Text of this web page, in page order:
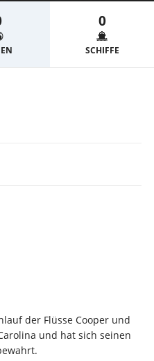
0
SCHIFFE
der Flüsse Cooper und
und hat sich seinen